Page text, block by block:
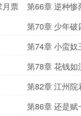
月票
第66章 逆种惨
月票
第70章 少年
第74章 小蛮奴
第78章 花钱如
第82章 江州
第86章 还是